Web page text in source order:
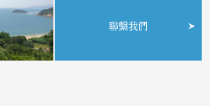
聯繫我們